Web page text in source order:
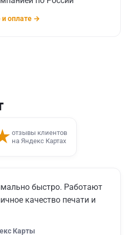
и оплате →
отзывы клиентов
на Яндекс Картах
быстро. Работают
качество печати и
Карты